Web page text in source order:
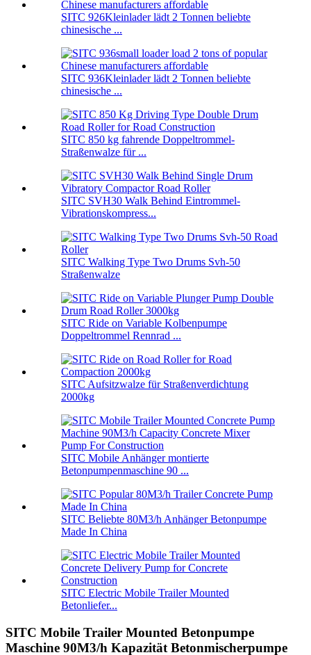
SITC 926Kleinlader lädt 2 Tonnen beliebte
chinesische ...
SITC 936Kleinlader lädt 2 Tonnen beliebte
chinesische ...
SITC 850 kg fahrende Doppeltrommel-
Straßenwalze für ...
SITC SVH30 Walk Behind Eintrommel-
Vibrationskompress...
SITC Walking Type Two Drums Svh-50
Straßenwalze
SITC Ride on Variable Kolbenpumpe
Doppeltrommel Rennrad ...
SITC Aufsitzwalze für Straßenverdichtung
2000kg
SITC Mobile Anhänger montierte
Betonpumpenmaschine 90 ...
SITC Beliebte 80M3/h Anhänger Betonpumpe
Made In China
SITC Electric Mobile Trailer Mounted
Betonliefer...
SITC Mobile Trailer Mounted Betonpumpe
Maschine 90M3/h Kapazität Betonmischerpumpe